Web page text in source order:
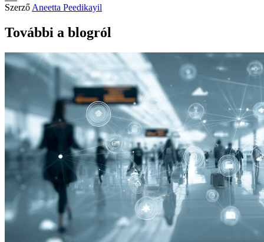
Szerző Aneetta Peedikayil
További a blogról